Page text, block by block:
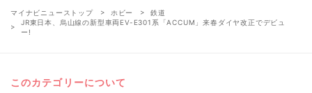
マイナビニューストップ ホビー
鉄道
JR東日本、烏山線の新型車両EV-E301系「ACCUM」来春ダイヤ改正でデビュ
ー!
このカテゴリーについて